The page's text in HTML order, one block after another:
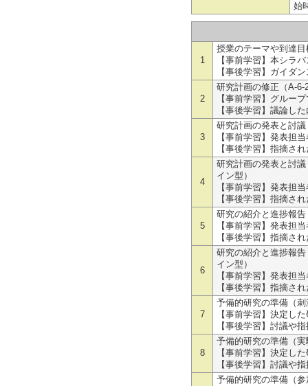
始
1
授業のテーマや到達
【事前学習】本シラ
【事後学習】ガイダ
2
研究計画の修正（A-6-
【事前学習】グルー
【事後学習】議論し
3
研究計画の発表と討
【事前学習】発表担
【事後学習】指摘さ
4
研究計画の発表と討
イン型）
【事前学習】発表担
【事後学習】指摘さ
5
研究の紹介と進捗報
【事前学習】発表担
【事後学習】指摘さ
6
研究の紹介と進捗報
イン型）
【事前学習】発表担
【事後学習】指摘さ
7
予備的研究の準備（
【事前学習】決定し
【事後学習】討議や
8
予備的研究の準備（
【事前学習】決定し
【事後学習】討議や
予備的研究の準備（